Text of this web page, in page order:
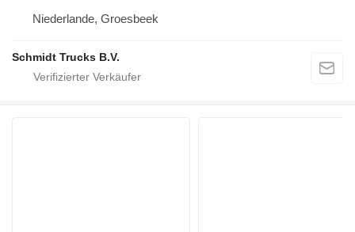
Niederlande, Groesbeek
Schmidt Trucks B.V.